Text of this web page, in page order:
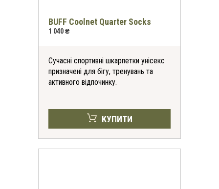
BUFF Coolnet Quarter Socks
1 040 ₴
Сучасні спортивні шкарпетки унісекс
призначені для бігу, тренувань та
активного відпочинку.
КУПИТИ